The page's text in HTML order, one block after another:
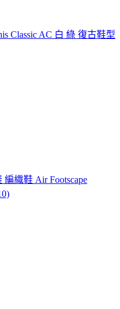
Classic AC 白 綠 復古鞋型
織鞋 Air Footscape